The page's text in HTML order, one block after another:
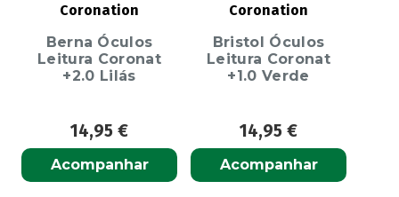
Coronation
Berna Óculos
Leitura Coronat
+2.0 Lilás
14,95 €
Acompanhar
Coronation
Bristol Óculos
Leitura Coronat
+1.0 Verde
14,95 €
Acompanhar